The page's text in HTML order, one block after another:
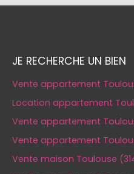
JE RECHERCHE UN BIEN
Vente appartement
Location appartement
Vente appartement
Vente appartement
Vente maison Toulouse